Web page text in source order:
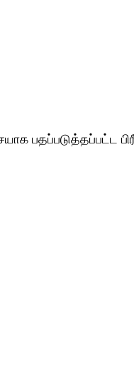
பதப்படுத்தப்பட்ட